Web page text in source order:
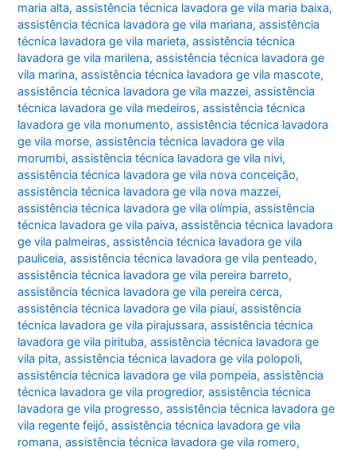
maria alta,assistência técnica lavadora ge vila maria baixa,
assistência técnica lavadora ge vila mariana,assistência
técnica lavadora ge vila marieta,assistência técnica
lavadora ge vila marilena,assistência técnica lavadora ge
vila marina,assistência técnica lavadora ge vila mascote,
assistência técnica lavadora ge vila mazzei,assistência
técnica lavadora ge vila medeiros,assistência técnica
lavadora ge vila monumento,assistência técnica lavadora
ge vila morse,assistência técnica lavadora ge vila
morumbi,assistência técnica lavadora ge vila nivi,
assistência técnica lavadora ge vila nova conceição,
assistência técnica lavadora ge vila nova mazzei,
assistência técnica lavadora ge vila olímpia,assistência
técnica lavadora ge vila paiva,assistência técnica lavadora
ge vila palmeiras,assistência técnica lavadora ge vila
pauliceia,assistência técnica lavadora ge vila penteado,
assistência técnica lavadora ge vila pereira barreto,
assistência técnica lavadora ge vila pereira cerca,
assistência técnica lavadora ge vila piauí,assistência
técnica lavadora ge vila pirajussara,assistência técnica
lavadora ge vila pirituba,assistência técnica lavadora ge
vila pita,assistência técnica lavadora ge vila polopoli,
assistência técnica lavadora ge vila pompeia,assistência
técnica lavadora ge vila progredior,assistência técnica
lavadora ge vila progresso,assistência técnica lavadora ge
vila regente feijó,assistência técnica lavadora ge vila
romana,assistência técnica lavadora ge vila romero,